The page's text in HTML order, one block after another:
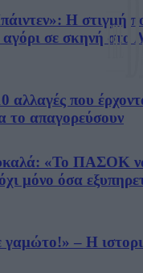
Η στιγμή
σε σκηνή στο
αλλαγές που
το απαγορεύσουν
«Το ΠΑΣΟΚ
μόνο όσα
γαμώτο!» – Η